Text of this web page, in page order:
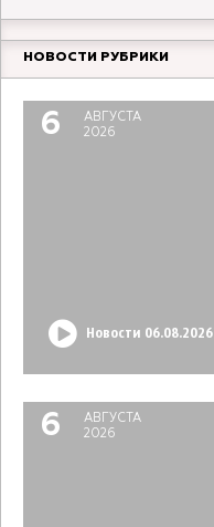
НОВОСТИ РУБРИКИ
6
АВГУСТА
2026
Новости 06.08.2026
6
АВГУСТА
2026